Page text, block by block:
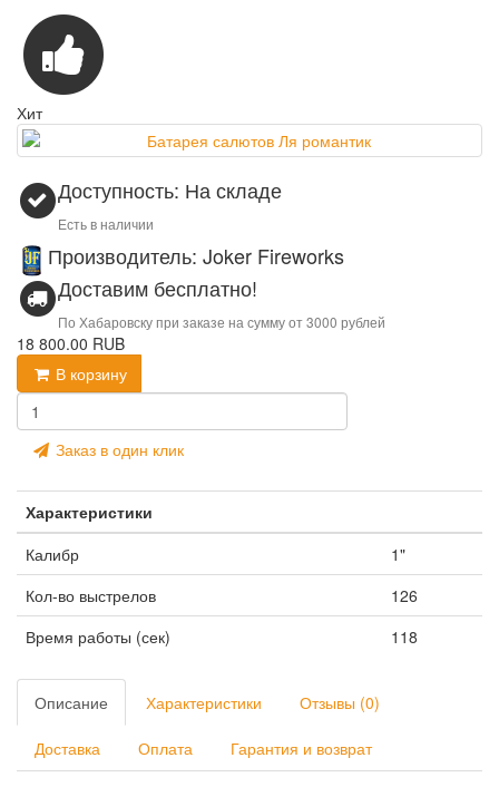
Хит
Доступность: На складе
Есть в наличии
Производитель: Joker Fireworks
Доставим бесплатно!
По Хабаровску при заказе на сумму от 3000 рублей
18 800.00 RUB
В корзину
Заказ в один клик
Характеристики
Калибр
1"
Кол-во выстрелов
126
Время работы (сек)
118
Описание Характеристики Отзывы (0)
Доставка Оплата Гарантия и возврат